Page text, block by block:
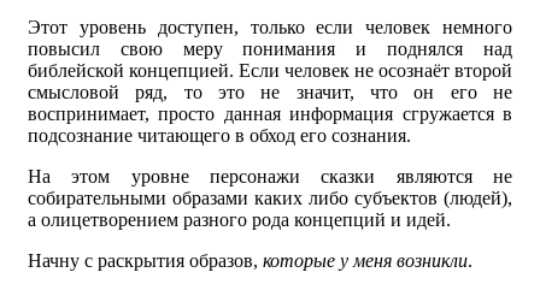
Этот уровень доступен, только если человек немного
повысил свою меру понимания и поднялся над
библейской концепцией. Если человек не осознаёт второй
смысловой ряд, то это не значит, что он его не
воспринимает, просто данная информация сгружается в
подсознание читающего в обход его сознания.
На этом уровне персонажи сказки являются не
собирательными образами каких либо субъектов (людей),
а олицетворением разного рода концепций и идей.
Начну с раскрытия образов, которые у меня возникли.